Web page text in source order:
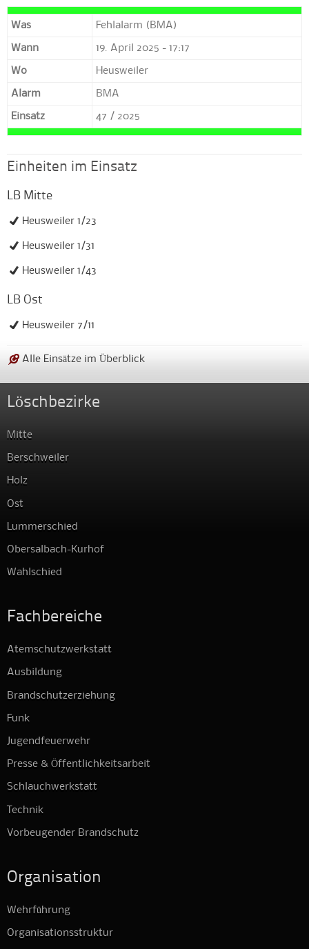
Was Fehlalarm (BMA)
Wann 19. April 2025 - 17:17
Wo Heusweiler
Alarm BMA
Einsatz 47 / 2025
Einheiten im Einsatz
LB Mitte
Heusweiler 1/23
Heusweiler 1/31
Heusweiler 1/43
LB Ost
Heusweiler 7/11
Alle Einsätze im Überblick
Löschbezirke
Mitte
Berschweiler
Holz
Ost
Lummerschied
Obersalbach-Kurhof
Wahlschied
Fachbereiche
Atemschutzwerkstatt
Ausbildung
Brandschutzerziehung
Funk
Jugendfeuerwehr
Presse & Öffentlichkeitsarbeit
Schlauchwerkstatt
Technik
Vorbeugender Brandschutz
Organisation
Wehrführung
Organisationsstruktur